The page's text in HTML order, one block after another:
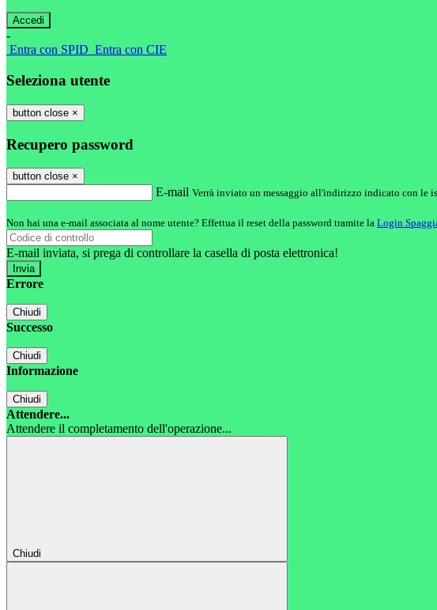
-
Entra con SPID Entra con CIE
Seleziona utente
button close ×
Recupero password
button close ×
E-mail Verrà inviato un messaggio all'indirizzo indicato con le
Non hai una e-mail associata al nome utente? Effettua il reset della password tramite la Login
E-mail inviata, si prega di controllare la casella di posta elettronica!
Errore
Chiudi
Successo
Chiudi
Informazione
Chiudi
Attendere...
Attendere il completamento dell'operazione...
Chiudi